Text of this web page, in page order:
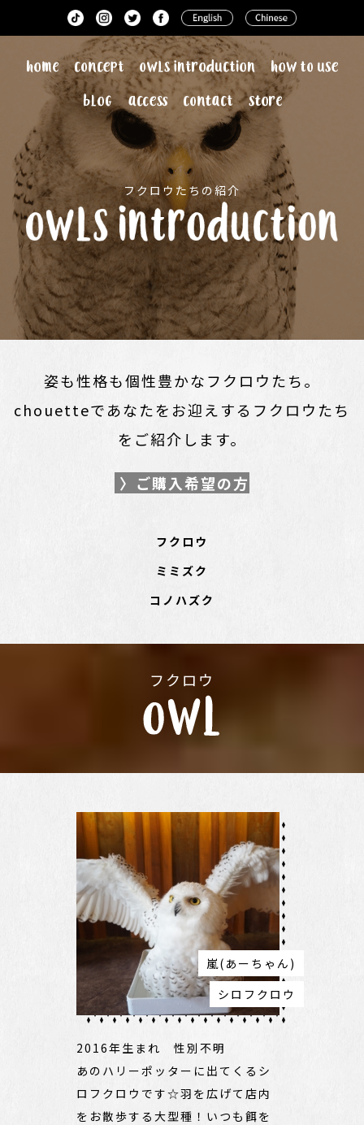
フクロウたちの紹介
姿も性格も個性豊かなフクロウたち。
chouetteであなたをお迎えするフクロウたち
をご紹介します。
〉ご購入希望の方
フクロウ
ミミズク
コノハズク
フクロウ
嵐(あーちゃん)
シロフクロウ
2016年生まれ 性別不明
あのハリーポッターに出てくるシ
ロフクロウです☆羽を広げて店内
をお散歩する大型種！いつも餌を